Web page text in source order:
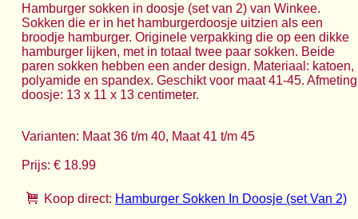
Hamburger sokken in doosje (set van 2) van Winkee.
Sokken die er in het hamburgerdoosje uitzien als een
broodje hamburger. Originele verpakking die op een dikke
hamburger lijken, met in totaal twee paar sokken. Beide
paren sokken hebben een ander design. Materiaal: katoen,
polyamide en spandex. Geschikt voor maat 41-45. Afmeting
doosje: 13 x 11 x 13 centimeter.
Varianten: Maat 36 t/m 40, Maat 41 t/m 45
Prijs: € 18.99
Koop direct: Hamburger Sokken In Doosje (set Van 2)